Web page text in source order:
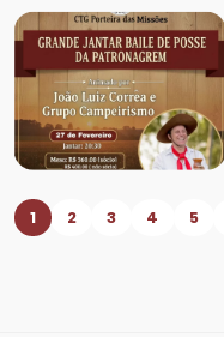
1 2 3 4 5